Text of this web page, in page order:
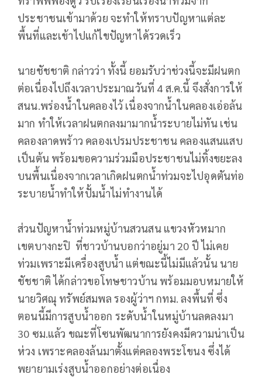
ประชาชนเข้ามาด้วย จะทำให้ทราบปัญหาแต่ละ
พื้นที่และเข้าไปแก้ไขปัญหาได้รวดเร็ว
นายชัชชาติ กล่าวว่า ทั้งนี้ ยอมรับว่าช่วงนี้จะมีฝนตก
ต่อเนื่องไปถึงเวลาประมาณวันที่ 4 ส.ค.นี้ จึงสั่งการให้
สนน.พร่องน้ำในคลองไว้ เนื่องจากน้ำในคลองเอ่อล้น
มาก ทำให้เวลาฝนตกลงมามากน้ำระบายไม่ทัน เช่น
คลองลาดพร้าว คลองเปรมประชาชน คลองแสนแสบ
เป็นต้น พร้อมขอความร่วมมือประชาชนไม่ทิ้งขยะลง
บนพื้นเนื่องจากเวลาเกิดฝนตกน้ำท่วมจะไปอุดตันท่อ
ระบายน้ำทำให้ปั้มน้ำไม่ทำงานได้
ส่วนปัญหาน้ำท่วมหมู่บ้านสวนสน แขวงหัวหมาก
เขตบางกะปิ ที่ชาวบ้านบอกว่าอยู่มา 20 ปี ไม่เคย
ท่วมเพราะมีเครื่องสูบน้ำ แต่ขณะนี้ไม่มีแล้วนั้น นาย
ชัชชาติ ได้กล่าวขอโทษชาวบ้าน พร้อมมอบหมายให้
นายวิศณุ ทรัพย์สมพล รองผู้ว่าฯ กทม. ลงพื้นที่ ซึ่ง
ตอนนี้มีการสูบน้ำออก ระดับน้ำในหมู่บ้านลดลงมา
30 ซม.แล้ว ขณะที่โซนพัฒนาการยังคงมีความน่าเป็น
ห่วง เพราะคลองล้นมาตั้งแต่คลองพระโขนง ซึ่งได้
พยายามเร่งสูบน้ำออกอย่างต่อเนื่อง